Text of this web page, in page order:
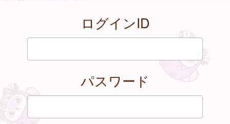
ログインID
パスワード